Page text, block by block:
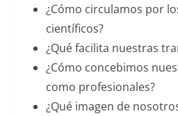
¿Cómo circulamos por
científicos?
¿Qué facilita nuestras
¿Cómo concebimos
como profesionales?
¿Qué imagen de